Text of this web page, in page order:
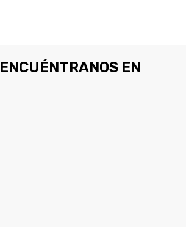
ENCUÉNTRANOS EN